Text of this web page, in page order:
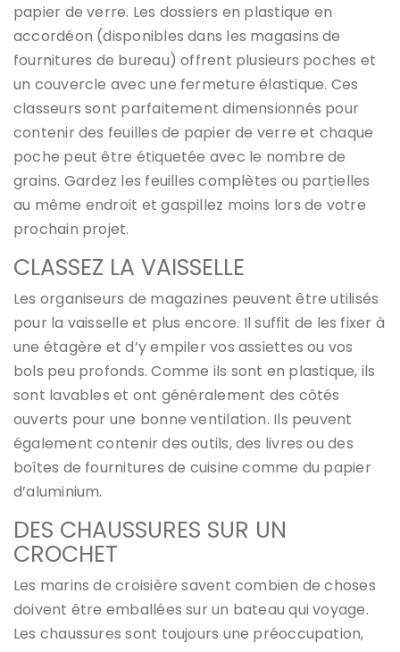
papier de verre. Les dossiers en plastique en
accordéon (disponibles dans les magasins de
fournitures de bureau) offrent plusieurs poches et
un couvercle avec une fermeture élastique. Ces
classeurs sont parfaitement dimensionnés pour
contenir des feuilles de papier de verre et chaque
poche peut être étiquetée avec le nombre de
grains. Gardez les feuilles complètes ou partielles
au même endroit et gaspillez moins lors de votre
prochain projet.
CLASSEZ LA VAISSELLE
Les organiseurs de magazines peuvent être utilisés
pour la vaisselle et plus encore. Il suffit de les fixer à
une étagère et d’y empiler vos assiettes ou vos
bols peu profonds. Comme ils sont en plastique, ils
sont lavables et ont généralement des côtés
ouverts pour une bonne ventilation. Ils peuvent
également contenir des outils, des livres ou des
boîtes de fournitures de cuisine comme du papier
d’aluminium.
DES CHAUSSURES SUR UN
CROCHET
Les marins de croisière savent combien de choses
doivent être emballées sur un bateau qui voyage.
Les chaussures sont toujours une préoccupation,